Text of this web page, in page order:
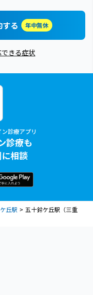
する 年中無休
きる症状
診療アプリ
診療も
相談
丘駅
五十鈴ケ丘駅（三重